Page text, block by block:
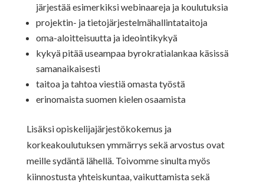
järjestää esimerkiksi webinaareja ja koulutuksia
projektin- ja tietojärjestelmähallintataitoja
oma-aloitteisuutta ja ideointikykyä
kykyä pitää useampaa byrokratialankaa käsissä
samanaikaisesti
taitoa ja tahtoa viestiä omasta työstä
erinomaista suomen kielen osaamista
Lisäksi opiskelijajärjestökokemus ja
korkeakoulutuksen ymmärrys sekä arvostus ovat
meille sydäntä lähellä. Toivomme sinulta myös
kiinnostusta yhteiskuntaa, vaikuttamista sekä